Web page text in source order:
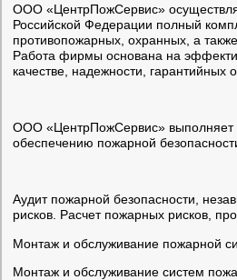
ООО «ЦентрПожСервис»
Российской Федерации полный
противопожарных, охранных, а также
Работа фирмы основана на
качестве, надежности, гарантийных
ООО «ЦентрПожСервис» выполняет
обеспечению пожарной
Аудит пожарной безопасности,
рисков. Расчет пожарных рисков,
Монтаж и обслуживание пожарной
Монтаж и обслуживание систем